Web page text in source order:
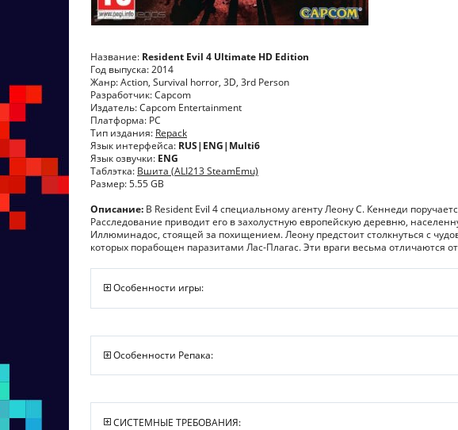
Название: Resident Evil 4 Ultimate HD Edition
Год выпуска: 2014
Жанр: Action, Survival horror, 3D, 3rd Person
Разработчик: Capcom
Издатель: Capcom Entertainment
Платформа: РС
Тип издания: Repack
Язык интерфейса: RUS|ENG|Multi6
Язык озвучки: ENG
Таблэтка: Вшита (ALI213 SteamEmu)
Размер: 5.55 GB
Описание: В Resident Evil 4 специальному агенту Леону С. Кеннеди
Расследование приводит его в захолустную европейскую деревню,
Иллюминадос, стоящей за похищением. Леону предстоит столкнуться с
которых порабощен паразитами Лас-Плагас. Эти враги весьма отличаются
Особенности игры:
Особенности Репака:
СИСТЕМНЫЕ ТРЕБОВАНИЯ: